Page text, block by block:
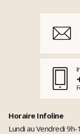
Horaire Infoline
Lundi au Vendredi